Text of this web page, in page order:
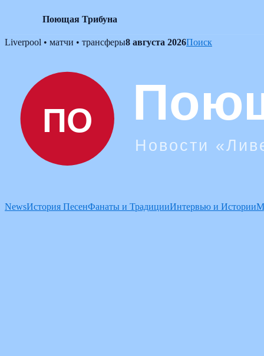
Поющая Трибуна
Skip
Liverpool • матчи • трансферы8 августа 2026Поиск
NewsИстория ПесенФанаты и ТрадицииИнтервью и Истории